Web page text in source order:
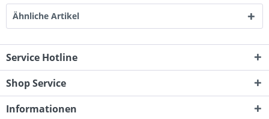
Ähnliche Artikel
Service Hotline
Shop Service
Informationen